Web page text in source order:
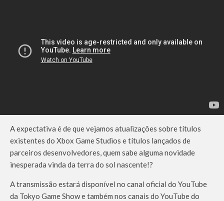
A expectativa é de que vejamos atualizações sobre títulos
existentes do Xbox Game Studios e títulos lançados de
parceiros desenvolvedores, quem sabe alguma novidade
inesperada vinda da terra do sol nascente!?
A transmissão estará disponível no canal oficial do YouTube
da Tokyo Game Show e também nos canais do YouTube do